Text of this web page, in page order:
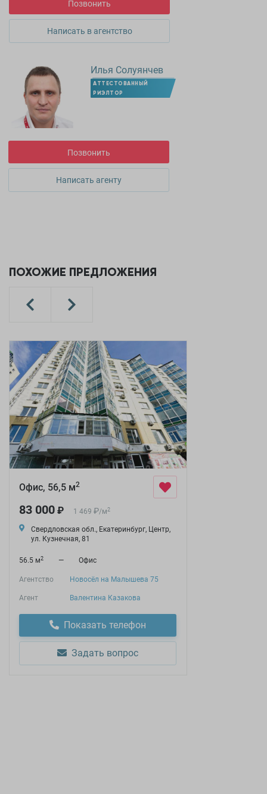
Позвонить
Написать в агентство
Илья Солуянчев
АТТЕСТОВАННЫЙ
РИЭЛТОР
Позвонить
Написать агенту
ПОХОЖИЕ ПРЕДЛОЖЕНИЯ
Офис, 56,5 м2
83 000 ₽ 1 469 ₽/м2
Свердловская обл., Екатеринбург, Центр,
ул. Кузнечная, 81
56.5 м2 — Офис
Агентство Новосёл на Малышева 75
Агент Валентина Казакова
Показать телефон
Задать вопрос